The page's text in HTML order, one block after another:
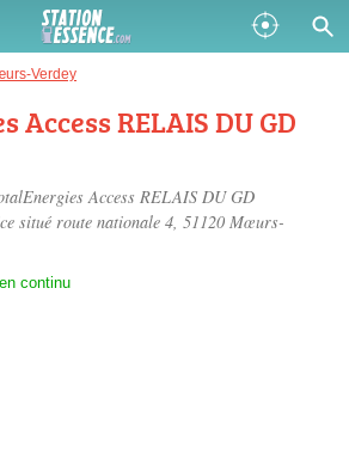
Verdey
Access RELAIS DU GD
Access RELAIS DU GD
situé route nationale 4, 51120 Mœurs-
continu
Épuisé
Épuisé